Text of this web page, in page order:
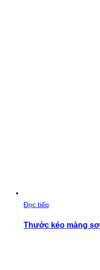
Đọc tiếp
Thước kéo màng